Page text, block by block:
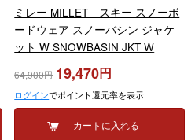
ミレー MILLET スキー スノーボ
ードウェア スノーバシン ジャケ
ット W SNOWBASIN JKT W
MIV9223 2023-2024
64,900 19,470
ログインでポイント還元率を表示
カートに入れる